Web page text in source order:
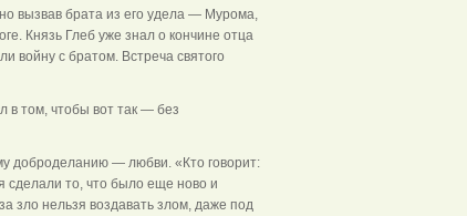
вызвав брата из его удела — Мурома,
Князь Глеб уже знал о кончине отца
войну с братом. Встреча святого
в том, чтобы вот так — без
доброделанию — любви. «Кто говорит:
сделали то, что было еще ново и
зло нельзя воздавать злом, даже под